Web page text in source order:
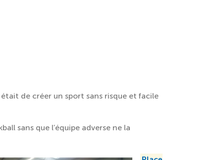
de créer un sport sans risque et facile
sans que l’équipe adverse ne la